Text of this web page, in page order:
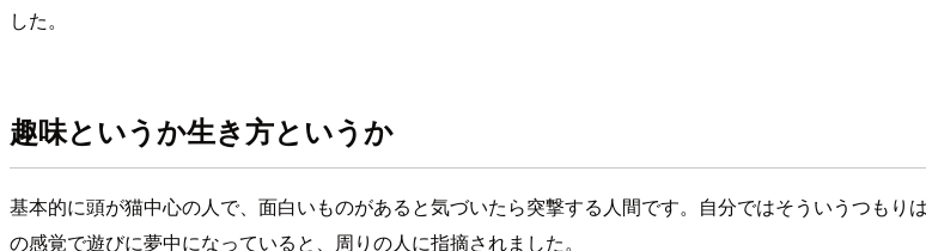
した。
趣味というか生き方というか
基本的に頭が猫中心の人で、面白いものがあると気づいたら突撃する人間です。自分ではそういうつも
の感覚で遊びに夢中になっていると、周りの人に指摘されました。